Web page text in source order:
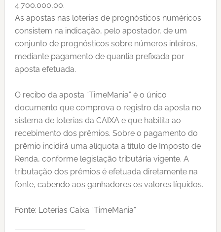
4.700.000,00.
As apostas nas loterias de prognósticos numéricos
consistem na indicação, pelo apostador, de um
conjunto de prognósticos sobre números inteiros,
mediante pagamento de quantia prefixada por
aposta efetuada.
O recibo da aposta “TimeMania” é o único
documento que comprova o registro da aposta no
sistema de loterias da CAIXA e que habilita ao
recebimento dos prêmios. Sobre o pagamento do
prêmio incidirá uma alíquota a título de Imposto de
Renda, conforme legislação tributária vigente. A
tributação dos prêmios é efetuada diretamente na
fonte, cabendo aos ganhadores os valores líquidos.
Fonte: Loterias Caixa “TimeMania”